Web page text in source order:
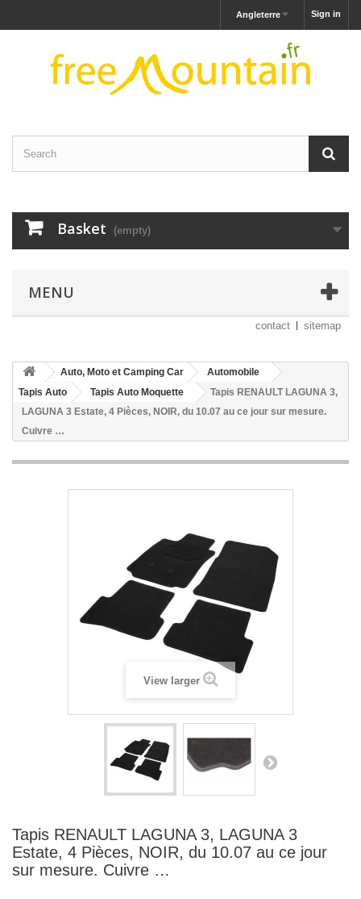
Sign in
Angleterre
Basket (empty)
MENU
contact sitemap
Auto, Moto et Camping Car
Automobile
Tapis Auto
Tapis Auto Moquette
Tapis RENAULT LAGUNA 3,
LAGUNA 3 Estate, 4 Pièces, NOIR, du 10.07 au ce jour sur mesure.
Cuivre …
View larger
Tapis RENAULT LAGUNA 3, LAGUNA 3
Estate, 4 Pièces, NOIR, du 10.07 au ce jour
sur mesure. Cuivre …